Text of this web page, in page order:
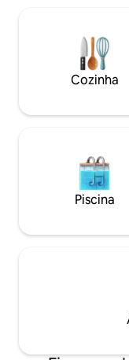
externa, mesa de
vista para a cidade.
lavar/secar, roupas
ar, carregador para
acesso ao andar
Cozinha
Piscina